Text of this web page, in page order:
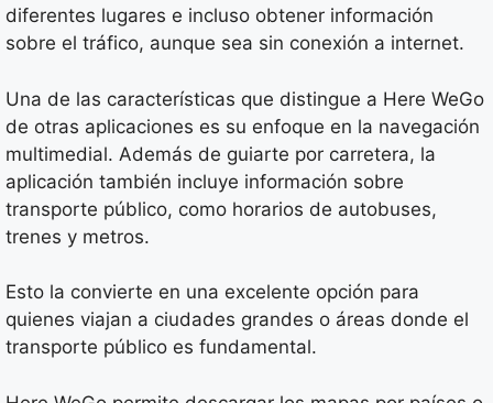
diferentes lugares e incluso obtener información
sobre el tráfico, aunque sea sin conexión a internet.
Una de las características que distingue a Here WeGo
de otras aplicaciones es su enfoque en la navegación
multimedial. Además de guiarte por carretera, la
aplicación también incluye información sobre
transporte público, como horarios de autobuses,
trenes y metros.
Esto la convierte en una excelente opción para
quienes viajan a ciudades grandes o áreas donde el
transporte público es fundamental.